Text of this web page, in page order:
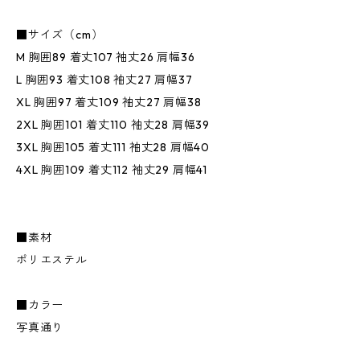
■サイズ（cm）
M 胸囲89 着丈107 袖丈26 肩幅36
L 胸囲93 着丈108 袖丈27 肩幅37
XL 胸囲97 着丈109 袖丈27 肩幅38
2XL 胸囲101 着丈110 袖丈28 肩幅39
3XL 胸囲105 着丈111 袖丈28 肩幅40
4XL 胸囲109 着丈112 袖丈29 肩幅41
■素材
ポリエステル
■カラー
写真通り